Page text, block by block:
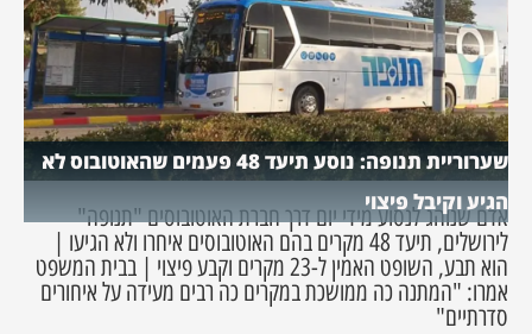
שערוריית תנופה: נוסע תיעד 48 פעמים שהאוטובוס לא
הגיע וקיבל פיצוי
אדם שנוהג לנסוע מידי יום דרך חברת האוטובוסים "תנופה"
לירושלים, תיעד 48 מקרים בהם האוטובוסים איחרו ולא הגיעו |
הוא תבע, השופט האמין ל-23 מקרים וקבע פיצוי | בבית המשפט
אמרו: "המתנה כה ממושכת במקרים כה רבים מעידה על איחורים
סדרתיים"